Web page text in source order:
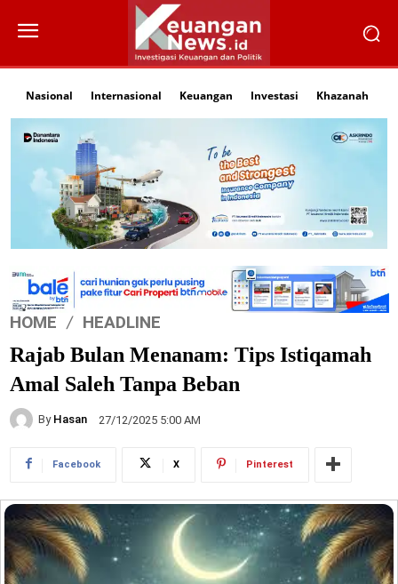
Nasional Internasional Keuangan Investasi Khazanah
HOME HEADLINE
Rajab Bulan Menanam: Tips Istiqamah
Amal Saleh Tanpa Beban
By Hasan 27/12/2025 5:00 AM
Facebook X Pinterest